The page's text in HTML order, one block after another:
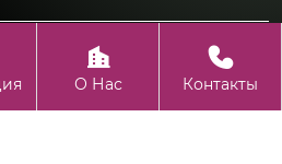
DODGEN по химической

О Нас

Контакты